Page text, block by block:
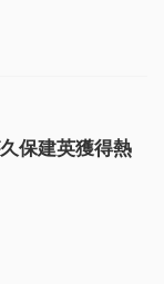
保建英獲得熱